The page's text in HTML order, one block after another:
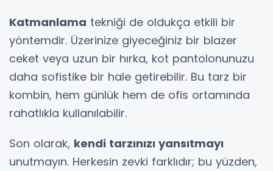
Katmanlama tekniği de oldukça etkili bir
yöntemdir. Üzerinize giyeceğiniz bir blazer
ceket veya uzun bir hırka, kot pantolonunuzu
daha sofistike bir hale getirebilir. Bu tarz bir
kombin, hem günlük hem de ofis ortamında
rahatlıkla kullanılabilir.
Son olarak, kendi tarzınızı yansıtmayı
unutmayın. Herkesin zevki farklıdır; bu yüzden,